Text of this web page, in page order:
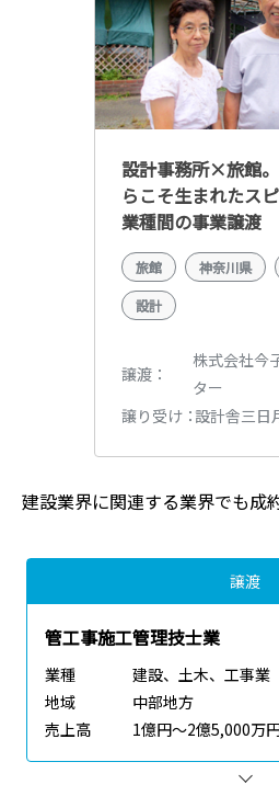
設計事務所×旅館
らこそ生まれたス
業種間の事業譲渡
旅館 神奈川県
設計
譲渡
株式会社今
ター
譲り受け 設計舎三日
建設業界に関連する業界でも成
譲渡
管工事施工管理技士業
業種
建設、土木、工事業
地域
中部地方
売上高
1億円～2億5,000万